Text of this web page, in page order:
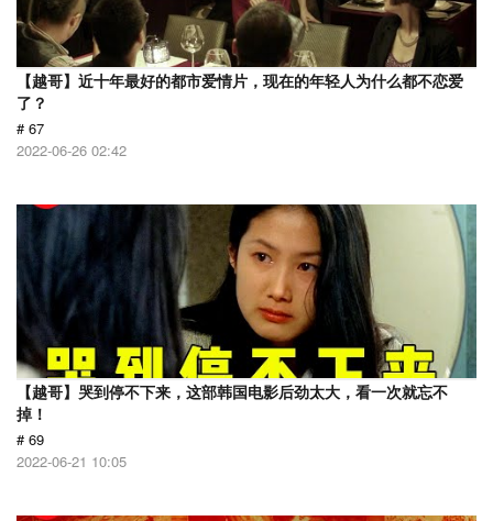
【越哥】近十年最好的都市爱情片，现在的年轻人为什么都不恋爱
了？
# 67
2022-06-26 02:42
【越哥】哭到停不下来，这部韩国电影后劲太大，看一次就忘不
掉！
# 69
2022-06-21 10:05